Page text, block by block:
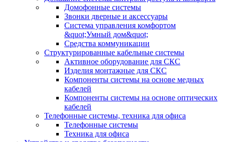
Домофонные системы
Звонки дверные и аксессуары
Система управления комфортом
&quot;Умный дом&quot;
Средства коммуникации
Структурированные кабельные системы
Активное оборудование для СКС
Изделия монтажные для СКС
Компоненты системы на основе медных
кабелей
Компоненты системы на основе оптических
кабелей
Телефонные системы, техника для офиса
Телефонные системы
Техника для офиса